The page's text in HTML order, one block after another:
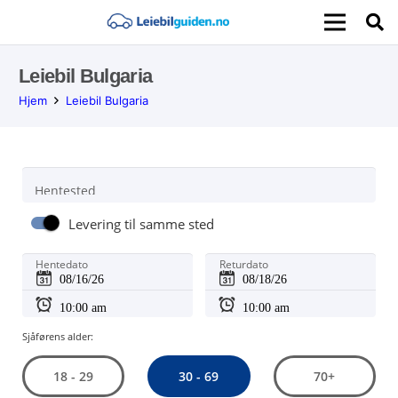
Leiebil Bulgaria
Hjem Leiebil Bulgaria
Hentested
Levering til samme sted
Hentedato Returdato
Sjåførens alder:
18 - 29 30 - 69 70+